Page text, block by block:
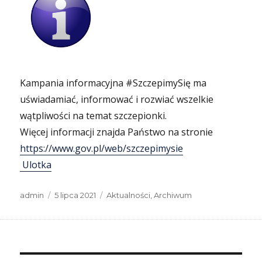
Kampania informacyjna #SzczepimySię ma
uświadamiać, informować i rozwiać wszelkie
wątpliwości na temat szczepionki.
Więcej informacji znajda Państwo na stronie
https://www.gov.pl/web/szczepimysie
Ulotka
Autor
admin
Data
5 lipca 2021 Kategorie
Aktualności ,Archiwum